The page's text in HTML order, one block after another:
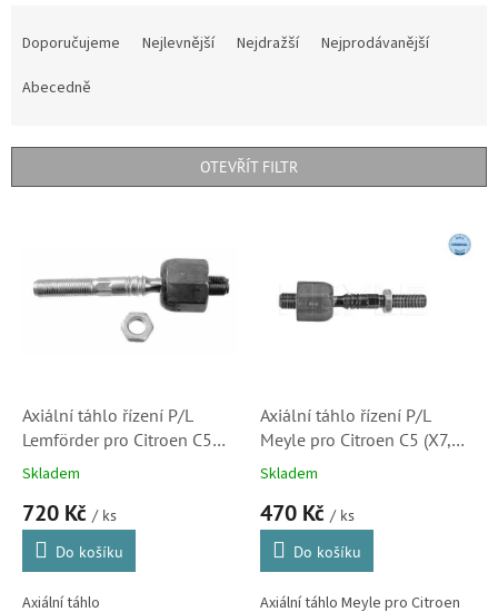
r
Doporučujeme Nejlevnější Nejdražší
Nejprodávanější
Abecedně
OTEVŘÍT FILTR
Axiální táhlo řízení P/L
Lemförder pro Citroen C5
(X7, 3453001, 3812F3)
Skladem
720 Kč / ks
Do košíku
Axiální táhlo
Axiální táhlo řízení P/L
Meyle pro Citroen C5 (X7,
53015, 3812F3)
Skladem
470 Kč / ks
Do košíku
Axiální táhlo Meyle pro Citroen